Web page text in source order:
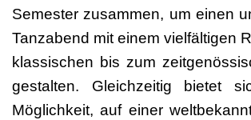
Semester zusammen, um einen
Tanzabend mit einem vielfältigen
klassischen bis zum
gestalten. Gleichzeitig bietet
Möglichkeit, auf einer